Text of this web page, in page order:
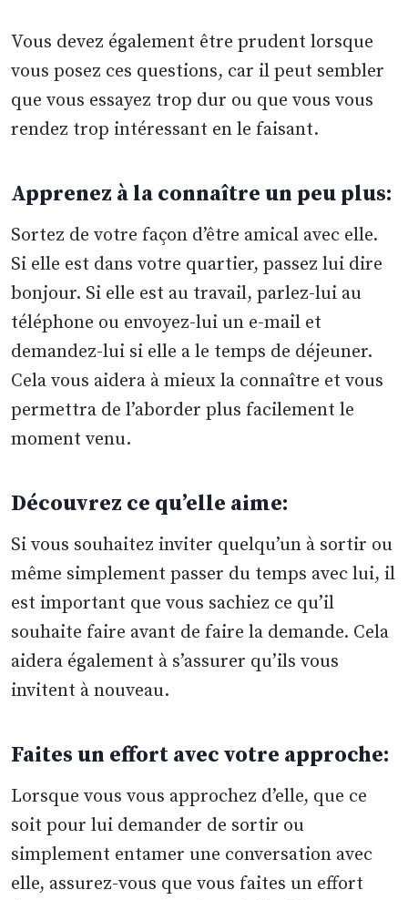
Vous devez également être prudent lorsque
vous posez ces questions, car il peut sembler
que vous essayez trop dur ou que vous vous
rendez trop intéressant en le faisant.
Apprenez à la connaître un peu plus:
Sortez de votre façon d’être amical avec elle.
Si elle est dans votre quartier, passez lui dire
bonjour. Si elle est au travail, parlez-lui au
téléphone ou envoyez-lui un e-mail et
demandez-lui si elle a le temps de déjeuner.
Cela vous aidera à mieux la connaître et vous
permettra de l’aborder plus facilement le
moment venu.
Découvrez ce qu’elle aime:
Si vous souhaitez inviter quelqu’un à sortir ou
même simplement passer du temps avec lui, il
est important que vous sachiez ce qu’il
souhaite faire avant de faire la demande. Cela
aidera également à s’assurer qu’ils vous
invitent à nouveau.
Faites un effort avec votre approche:
Lorsque vous vous approchez d’elle, que ce
soit pour lui demander de sortir ou
simplement entamer une conversation avec
elle, assurez-vous que vous faites un effort